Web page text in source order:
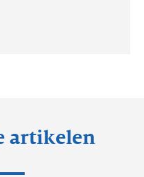
artikelen